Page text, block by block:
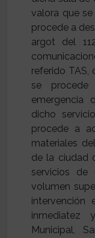
valora que
procede a
argot del
referido TAS,
se
emergencia
dicho
procede a
materiales
de la ciudad
servicios de
volumen
intervención
inmediatez
Municipal,